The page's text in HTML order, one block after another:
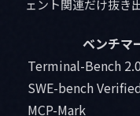
ェント関連だけ抜き
ベンチマ
Terminal-Bench
SWE-bench
MCP-Mark